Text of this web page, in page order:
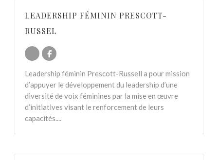
LEADERSHIP FÉMININ PRESCOTT-
RUSSEL
Leadership féminin Prescott-Russell a pour mission
d’appuyer le développement du leadership d’une
diversité de voix féminines par la mise en œuvre
d’initiatives visant le renforcement de leurs
capacités....